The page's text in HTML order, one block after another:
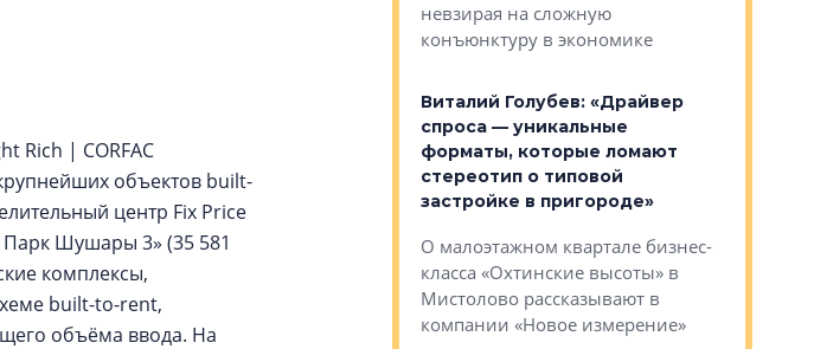
Rich | CORFAC
объектов built-
центр Fix Price
Парк Шушары 3» (35 581
комплексы,
built-to-rent,
объёма ввода. На
– другая компания»
технологиях и корпоративной
культуре рассказывает
гендиректор STAVNI Александр
Свинолобов
невзирая на сложную
конъюнктуру в экономике
Виталий Голубев: «Драйвер
спроса — уникальные
форматы, которые ломают
стереотип о типовой
застройке в пригороде»
О малоэтажном квартале бизнес-
класса «Охтинские высоты» в
Мистолово рассказывают в
компании «Новое измерение»